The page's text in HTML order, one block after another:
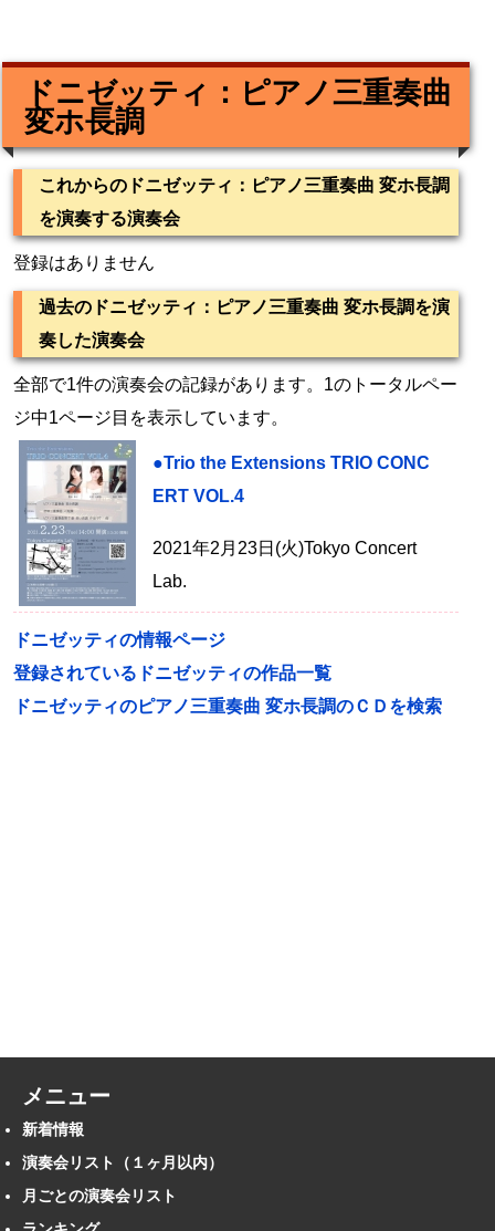
ドニゼッティ：ピアノ三重奏曲
変ホ長調
これからのドニゼッティ：ピアノ三重奏曲 変ホ長調
を演奏する演奏会
登録はありません
過去のドニゼッティ：ピアノ三重奏曲 変ホ長調を演
奏した演奏会
全部で1件の演奏会の記録があります。1のトータルペー
ジ中1ページ目を表示しています。
●Trio the Extensions TRIO CONC
ERT VOL.4
2021年2月23日(火)Tokyo Concert
Lab.
ドニゼッティの情報ページ
登録されているドニゼッティの作品一覧
ドニゼッティのピアノ三重奏曲 変ホ長調のＣＤを検索
メニュー
新着情報
演奏会リスト（１ヶ月以内）
月ごとの演奏会リスト